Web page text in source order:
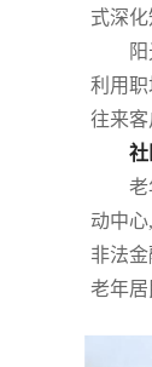
式深
利用
往来客
社
老
动中
非法
老年居